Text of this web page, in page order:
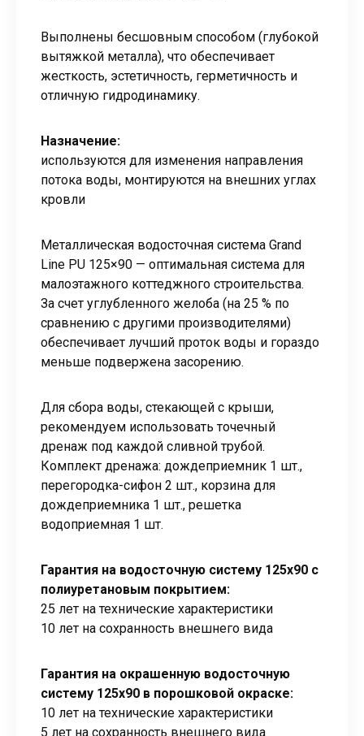
Выполнены бесшовным способом (глубокой
вытяжкой металла), что обеспечивает
жесткость, эстетичность, герметичность и
отличную гидродинамику.
Назначение:
используются для изменения направления
потока воды, монтируются на внешних углах
кровли
Металлическая водосточная система Grand
Line PU 125×90 — оптимальная система для
малоэтажного коттеджного строительства.
За счет углубленного желоба (на 25 % по
сравнению с другими производителями)
обеспечивает лучший проток воды и гораздо
меньше подвержена засорению.
Для сбора воды, стекающей с крыши,
рекомендуем использовать точечный
дренаж под каждой сливной трубой.
Комплект дренажа: дождеприемник 1 шт.,
перегородка-сифон 2 шт., корзина для
дождеприемника 1 шт., решетка
водоприемная 1 шт.
Гарантия на водосточную систему 125х90 с
полиуретановым покрытием:
25 лет на технические характеристики
10 лет на сохранность внешнего вида
Гарантия на окрашенную водосточную
систему 125х90 в порошковой окраске:
10 лет на технические характеристики
5 лет на сохранность внешнего вида